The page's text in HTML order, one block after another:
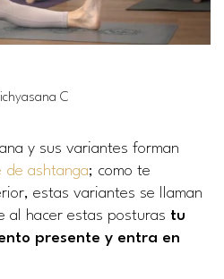
C
y sus variantes forman
de ashtanga; como te
estas variantes se llaman
al hacer estas posturas tu
presente y entra en